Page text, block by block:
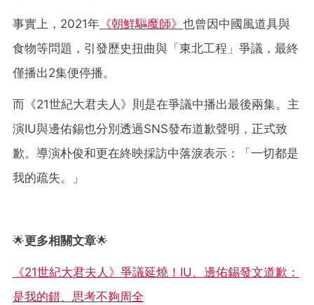
事實上，2021年 《朝鮮驅魔師》 也曾因中國風道具與
食物等問題，引發歷史扭曲與「東北工程」爭議，最終
僅播出2集便停播。
而《21世紀大君夫人》則是在爭議中播出最後兩集。主
演IU與邊佑錫也分別透過SNS發布道歉聲明，正式致
歉。導演朴俊和更在終映採訪中落淚表示：「一切都是
我的疏失。」
🌟更多相關文章🌟
《21世紀大君夫人》爭議延燒！IU、邊佑錫發文道歉：
是我的錯、思考不夠周全